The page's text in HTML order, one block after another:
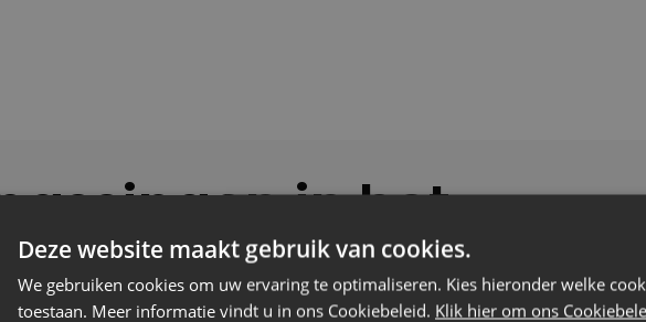
in het
Deze website maakt gebruik van cookies.
We gebruiken cookies om uw ervaring te optimaliseren. Kies hieronder welke
toestaan. Meer informatie vindt u in ons Cookiebeleid. Klik hier om ons